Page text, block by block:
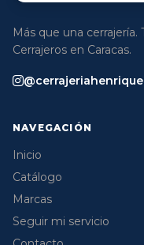
Más que una cerrajería.
Cerrajeros en Caracas.
NAVEGACIÓN
Inicio
Catálogo
Marcas
Seguir mi servicio